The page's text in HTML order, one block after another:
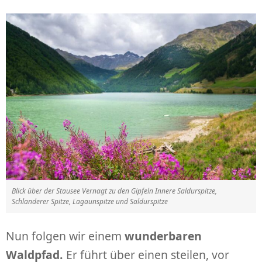
Blick über der Stausee Vernagt zu den Gipfeln Innere Saldurspitze,
Schlanderer Spitze, Lagaunspitze und Saldurspitze
Nun folgen wir einem wunderbaren
Waldpfad. Er führt über einen steilen, vor